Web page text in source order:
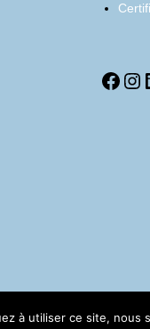
à utiliser ce site, nous